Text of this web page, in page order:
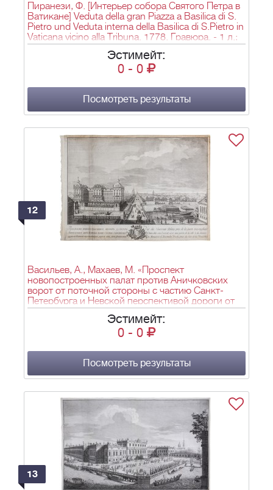
Пиранези, Ф. [Интерьер собора Святого Петра в
Ватикане] Veduta della gran Piazza a Basilica di S.
Pietro und Veduta interna della Basilica di S.Pietro in
Vaticana vicino alla Tribuna. 1778. Гравюра. - 1 л.;
55х75 см.
Эстимейт:
0 - 0
Посмотреть результаты
12
Васильев, А., Махаев, М. «Проспект
новопостроенных палат против Аничковских
ворот от поточной стороны с частию Санкт-
Петербурга и Невской перспективой дороги от
реки Фонтанки». 1753. Бумага, офорт, резец. - 1
Эстимейт:
0 - 0
Посмотреть результаты
13